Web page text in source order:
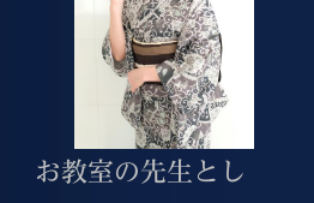
お教室の先生とし